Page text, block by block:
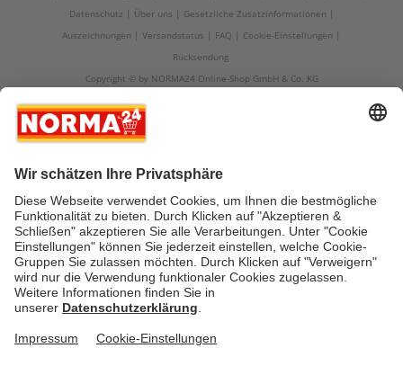
Datenschutz
Über uns
Gesetzliche Zusatzinformationen
Auszeichnungen
Versandstatus FAQ
Cookie-Einstellungen
Rücksendung
Copyright © by NORMA24 Online-Shop GmbH & Co. KG